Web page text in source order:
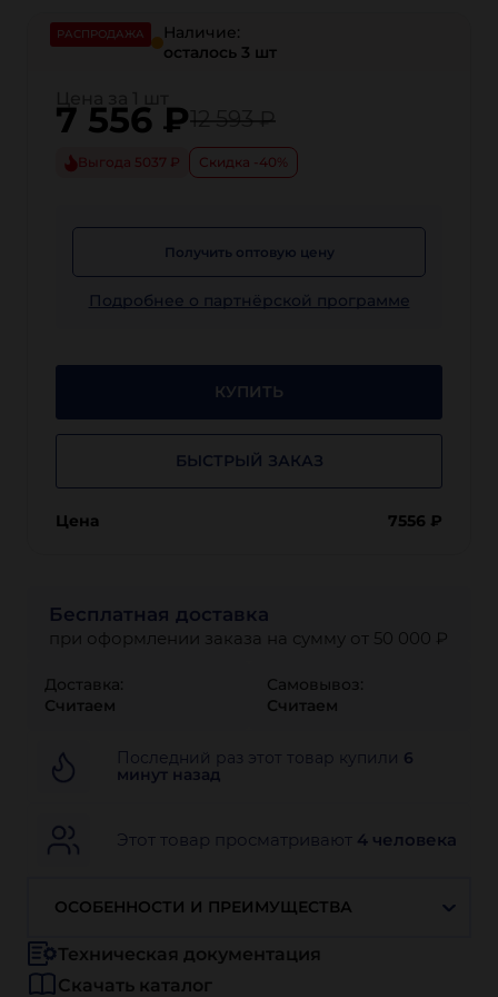
РАСПРОДАЖА
Наличие:
осталось 3 шт
7 556 ₽ 12 593 ₽
Выгода 5037 ₽ Скидка -40%
Получить оптовую цену
Подробнее о партнёрской программе
КУПИТЬ
БЫСТРЫЙ ЗАКАЗ
Цена 7556 ₽
Бесплатная доставка
при оформлении заказа на сумму от 50 000 ₽
Доставка:
Считаем
Самовывоз:
Считаем
Последний раз этот товар купили 6
минут назад
Этот товар просматривают 4 человека
ОСОБЕННОСТИ И ПРЕИМУЩЕСТВА
Техническая документация
Скачать каталог